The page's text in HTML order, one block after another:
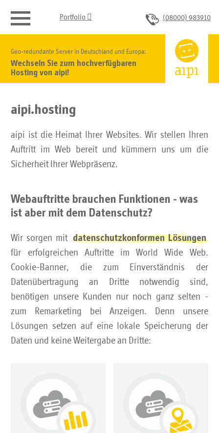
(08000) 983910
Portfolio 
Geo-redundante Server in Deutschland und Europa:
Wechseln Sie zum hochverfügbaren
Hosting von aipi!
aipi.hosting
Web-Analyse
Web-Karten
Web-Formulare
Video-Streaming-Plattform
Web-Sicherheit
aipi.hosting
aipi ist die Heimat Ihrer Websites. Wir stellen Ihren
Auftritt im Web bereit und kümmern uns um die
Sicherheit Ihrer Webpräsenz.
Webauftritte brauchen Funktionen - was
ist aber mit dem Datenschutz?
Wir sorgen mit datenschutzkonformen Lösungen
für erfolgreichen Auftritte im World Wide Web.
Cookie-Banner, die zum Einverständnis der
Datenübertragung an Dritte notwendig sind,
benötigen unsere Kunden nur noch ganz selten -
zum Remarketing bei Anzeigen. Denn unsere
Lösungen setzen auf eine lokale Speicherung der
Daten und keine Weitergabe an Dritte: